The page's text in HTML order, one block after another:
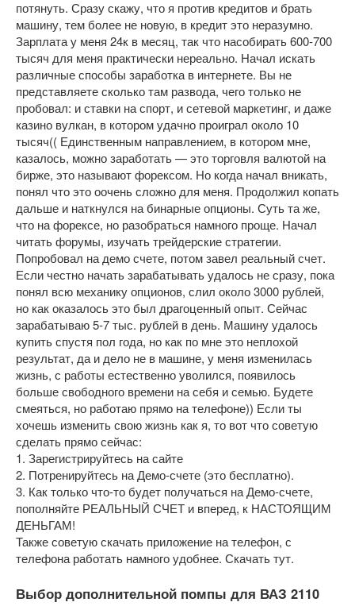
потянуть. Сразу скажу, что я против кредитов и брать
машину, тем более не новую, в кредит это неразумно.
Зарплата у меня 24к в месяц, так что насобирать 600-700
тысяч для меня практически нереально. Начал искать
различные способы заработка в интернете. Вы не
представляете сколько там развода, чего только не
пробовал: и ставки на спорт, и сетевой маркетинг, и даже
казино вулкан, в котором удачно проиграл около 10
тысяч(( Единственным направлением, в котором мне,
казалось, можно заработать — это торговля валютой на
бирже, это называют форексом. Но когда начал вникать,
понял что это оочень сложно для меня. Продолжил копать
дальше и наткнулся на бинарные опционы. Суть та же,
что на форексе, но разобраться намного проще. Начал
читать форумы, изучать трейдерские стратегии.
Попробовал на демо счете, потом завел реальный счет.
Если честно начать зарабатывать удалось не сразу, пока
понял всю механику опционов, слил около 3000 рублей,
но как оказалось это был драгоценный опыт. Сейчас
зарабатываю 5-7 тыс. рублей в день. Машину удалось
купить спустя пол года, но как по мне это неплохой
результат, да и дело не в машине, у меня изменилась
жизнь, с работы естественно уволился, появилось
больше свободного времени на себя и семью. Будете
смеяться, но работаю прямо на телефоне)) Если ты
хочешь изменить свою жизнь как я, то вот что советую
сделать прямо сейчас:
1. Зарегистрируйтесь на сайте
2. Потренируйтесь на Демо-счете (это бесплатно).
3. Как только что-то будет получаться на Демо-счете,
пополняйте РЕАЛЬНЫЙ СЧЕТ и вперед, к НАСТОЯЩИМ
ДЕНЬГАМ!
Также советую скачать приложение на телефон, с
телефона работать намного удобнее. Скачать тут.
Выбор дополнительной помпы для ВАЗ 2110